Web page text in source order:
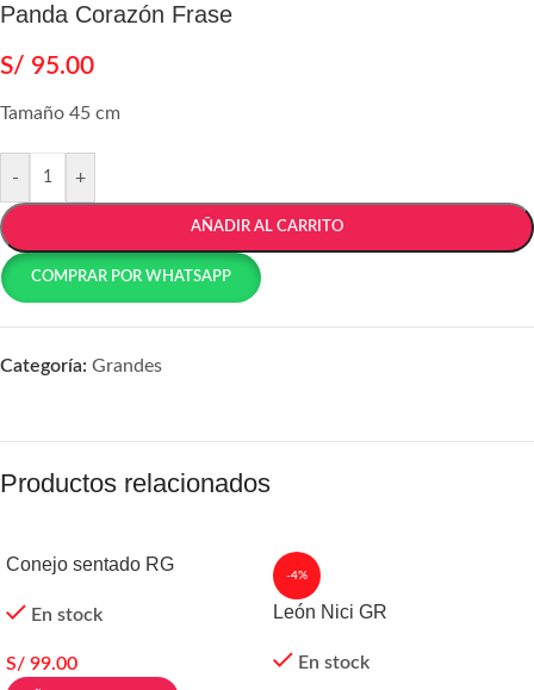
Panda Corazón Frase
S/ 95.00
Tamaño 45 cm
- +
AÑADIR AL CARRITO
COMPRAR POR WHATSAPP
Categoría: Grandes
Productos relacionados
Conejo sentado RG
En stock
S/ 99.00
-4%
León Nici GR
En stock